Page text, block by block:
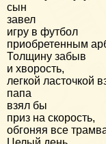
сын
завел
игру в футбол
приобретенным
Толщину забыв
и хворость,
легкой ласточкой
папа
взял бы
приз на скорость,
обгоняя все